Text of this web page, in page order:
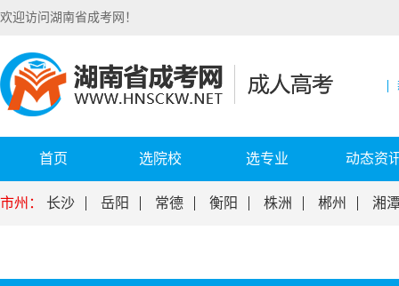
欢迎访问湖南省成考网！
首页 选院校 选专业 动态资
市州： 长沙 岳阳 常德 衡阳 株洲 郴州 湘